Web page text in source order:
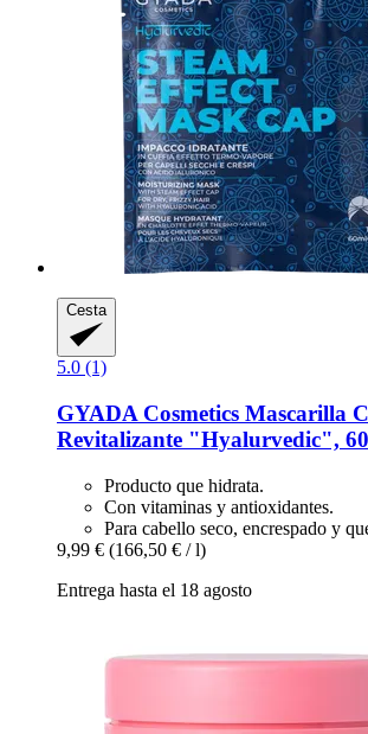
Cesta
5.0 (1)
GYADA Cosmetics Mascarilla
Revitalizante "Hyalurvedic",
Producto que hidrata.
Con vitaminas y antioxidantes.
Para cabello seco, encrespado y
9,99 € (166,50 € / l)
Entrega hasta el 18 agosto